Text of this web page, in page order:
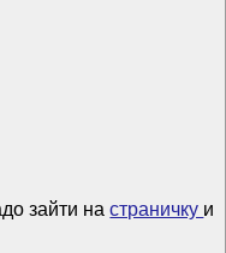
зайти настраничку и